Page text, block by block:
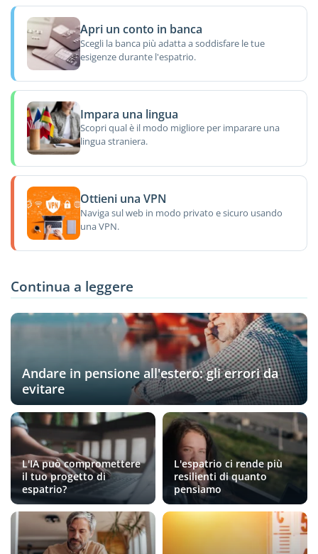
Apri un conto in banca
Scegli la banca più adatta a soddisfare le tue
esigenze durante l'espatrio.
Impara una lingua
Scopri qual è il modo migliore per imparare una
lingua straniera.
Ottieni una VPN
Naviga sul web in modo privato e sicuro usando
una VPN.
Continua a leggere
Andare in pensione all'estero: gli errori da
evitare
L'IA può compromettere
il tuo progetto di
espatrio?
L'espatrio ci rende più
resilienti di quanto
pensiamo